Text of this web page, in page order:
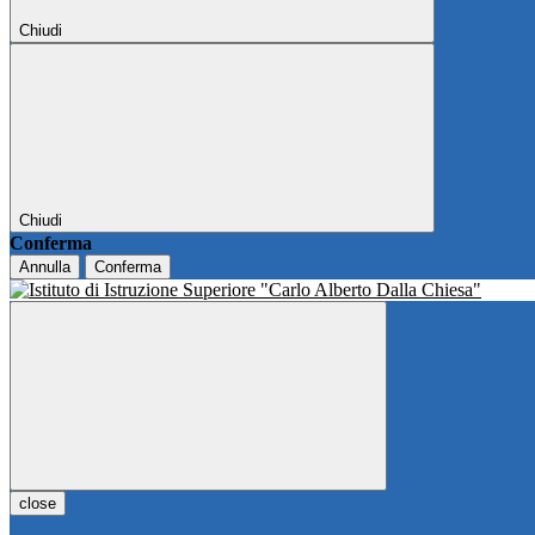
Chiudi
Chiudi
Conferma
Annulla Conferma
close